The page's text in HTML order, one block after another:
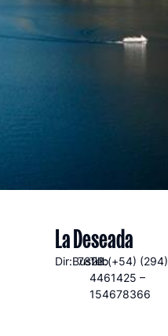
La Deseada
Dir:Bustillo
7823
Tel:(+54) (294)
4461425 –
154678366